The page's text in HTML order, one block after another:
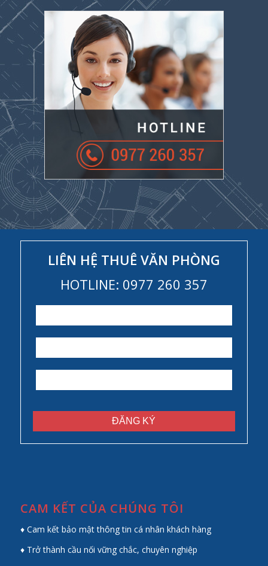
LIÊN HỆ THUÊ VĂN PHÒNG
HOTLINE: 0977 260 357
CAM KẾT CỦA CHÚNG TÔI
♦ Cam kết bảo mật thông tin cá nhân khách hàng
♦ Trở thành cầu nối vững chắc, chuyên nghiệp